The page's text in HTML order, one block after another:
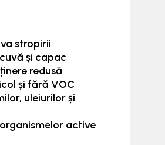
stropirii
și capac
redusă
și fără VOC
uleiurilor și
active